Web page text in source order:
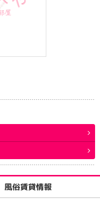
風俗賃貸情報